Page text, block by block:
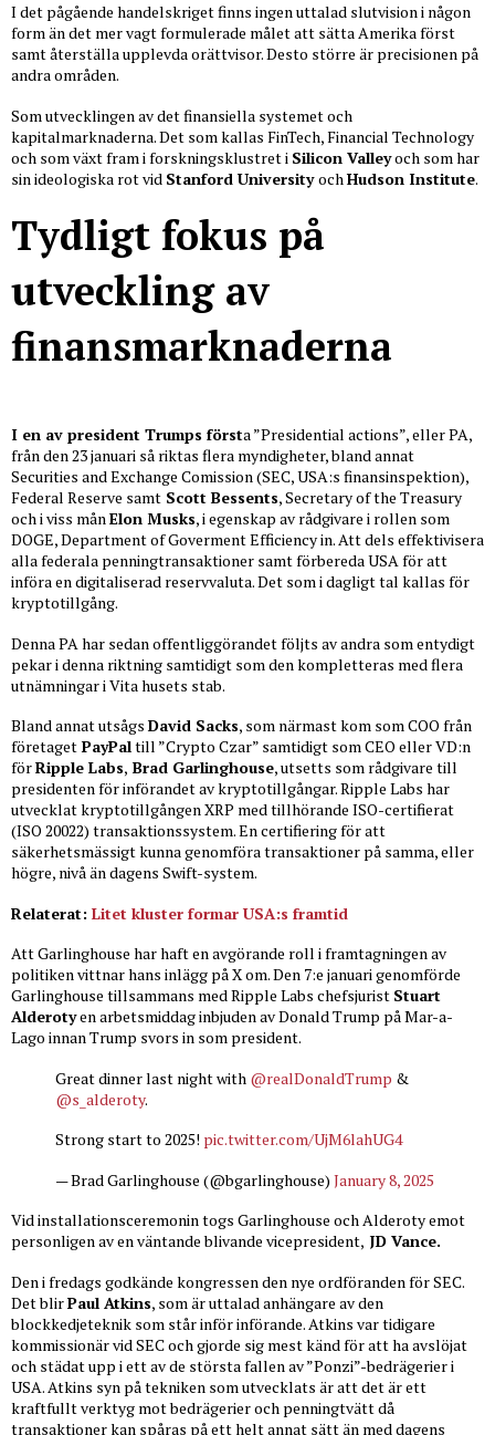
I det pågående handelskriget finns ingen uttalad slutvision i någon
form än det mer vagt formulerade målet att sätta Amerika först
samt återställa upplevda orättvisor. Desto större är precisionen på
andra områden.
Som utvecklingen av det finansiella systemet och
kapitalmarknaderna. Det som kallas FinTech, Financial Technology
och som växt fram i forskningsklustret i Silicon Valleyoch som har
sin ideologiska rot vid Stanford UniversityochHudson Institute.
Tydligt fokus på
utveckling av
finansmarknaderna
I en av president Trumps första ”Presidential actions”, eller PA,
från den 23 januari så riktas flera myndigheter, bland annat
Securities and Exchange Comission (SEC, USA:s finansinspektion),
Federal Reserve samt Scott Bessents, Secretary of the Treasury
och i viss månElon Musks, i egenskap av rådgivare i rollen som
DOGE, Department of Goverment Efficiency in. Att dels effektivisera
alla federala penningtransaktioner samt förbereda USA för att
införa en digitaliserad reservvaluta. Det som i dagligt tal kallas för
kryptotillgång.
Denna PA har sedan offentliggörandet följts av andra som entydigt
pekar i denna riktning samtidigt som den kompletteras med flera
utnämningar i Vita husets stab.
Bland annat utsågs David Sacks, som närmast kom som COO från
företaget PayPaltill ”Crypto Czar” samtidigt som CEO eller VD:n
förRipple Labs, Brad Garlinghouse, utsetts som rådgivare till
presidenten för införandet av kryptotillgångar. Ripple Labs har
utvecklat kryptotillgången XRP med tillhörande ISO-certifierat
(ISO 20022) transaktionssystem. En certifiering för att
säkerhetsmässigt kunna genomföra transaktioner på samma, eller
högre, nivå än dagens Swift-system.
Relaterat: Litet kluster formar USA:s framtid
Att Garlinghouse har haft en avgörande roll i framtagningen av
politiken vittnar hans inlägg på X om. Den 7:e januari genomförde
Garlinghouse tillsammans med Ripple Labs chefsjurist Stuart
Alderotyen arbetsmiddag inbjuden av Donald Trump på Mar-a-
Lago innan Trump svors in som president.
Great dinner last night with @realDonaldTrump &
@s_alderoty.
Strong start to 2025! pic.twitter.com/UjM6lahUG4
— Brad Garlinghouse (@bgarlinghouse) January 8, 2025
Vid installationsceremonin togs Garlinghouse och Alderoty emot
personligen av en väntande blivande vicepresident, JD Vance.
Den i fredags godkände kongressen den nye ordföranden för SEC.
Det blirPaul Atkins, som är uttalad anhängare av den
blockkedjeteknik som står inför införande. Atkins var tidigare
kommissionär vid SEC och gjorde sig mest känd för att ha avslöjat
och städat upp i ett av de största fallen av ”Ponzi”-bedrägerier i
USA. Atkins syn på tekniken som utvecklats är att det är ett
kraftfullt verktyg mot bedrägerier och penningtvätt då
transaktioner kan spåras på ett helt annat sätt än med dagens